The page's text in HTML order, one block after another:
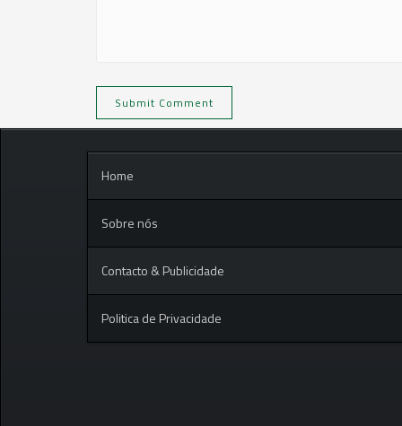
Home
Sobre nós
Contacto & Publicidade
Politica de Privacidade